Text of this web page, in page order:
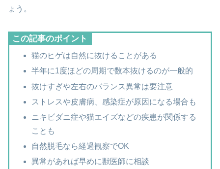
ょう。
この記事のポイント
猫のヒゲは自然に抜けることがある
半年に1度ほどの周期で数本抜けるのが一般的
抜けすぎや左右のバランス異常は要注意
ストレスや皮膚病、感染症が原因になる場合も
ニキビダニ症や猫エイズなどの疾患が関係する
ことも
自然脱毛なら経過観察でOK
異常があれば早めに獣医師に相談